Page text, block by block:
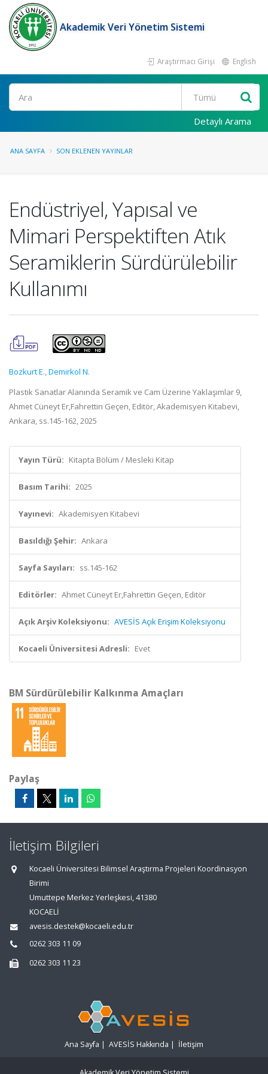
Akademik Veri Yönetim Sistemi
Araştırmacı Girişi English
Ara
Detaylı Arama
ANA SAYFA SON EKLENEN YAYINLAR
Endüstriyel, Yapısal ve
Mimari Perspektiften Atık
Seramiklerin Sürdürülebilir
Kullanımı
Bozkurt E.,Demirkol N.
Plastik Sanatlar Alanında Seramik ve Cam Üzerine Yaklaşımlar 9,
Ahmet Cüneyt Er,Fahrettin Geçen, Editör, Akademisyen Kitabevi,
Ankara, ss.145-162, 2025
Yayın Türü: Kitapta Bölüm / Mesleki Kitap
Basım Tarihi: 2025
Yayınevi: Akademisyen Kitabevi
Basıldığı Şehir: Ankara
Sayfa Sayıları: ss.145-162
Editörler: Ahmet Cüneyt Er,Fahrettin Geçen, Editör
Açık Arşiv Koleksiyonu: AVESİS Açık Erişim Koleksiyonu
Kocaeli Üniversitesi Adresli: Evet
BM Sürdürülebilir Kalkınma Amaçları
Paylaş
İletişim Bilgileri
Kocaeli Üniversitesi Bilimsel Araştırma Projeleri Koordinasyon
Birimi
Umuttepe Merkez Yerleşkesi, 41380
KOCAELİ
avesis.destek@kocaeli.edu.tr
0262 303 11 09
0262 303 11 23
Ana Sayfa | AVESİS Hakkında | İletişim